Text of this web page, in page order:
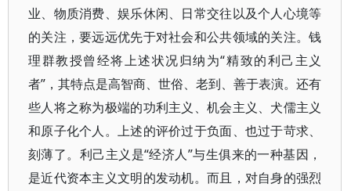
业、物质消费、娱乐休闲、日常交往以及个人心境等
的关注，要远远优先于对社会和公共领域的关注。钱
理群教授曾经将上述状况归纳为“精致的利己主义
者”，其特点是高智商、世俗、老到、善于表演。还有
些人将之称为极端的功利主义、机会主义、犬儒主义
和原子化个人。上述的评价过于负面、也过于苛求、
刻薄了。利己主义是“经济人”与生俱来的一种基因，
是近代资本主义文明的发动机。而且，对自身的强烈